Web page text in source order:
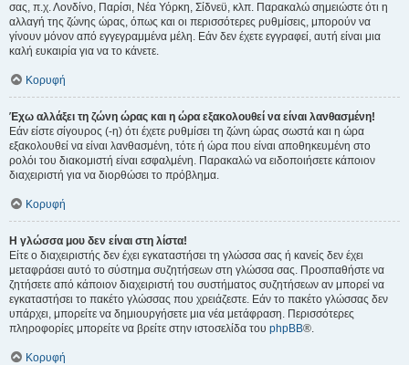
σας, π.χ. Λονδίνο, Παρίσι, Νέα Υόρκη, Σίδνεϋ, κλπ. Παρακαλώ σημειώστε ότι η
αλλαγή της ζώνης ώρας, όπως και οι περισσότερες ρυθμίσεις, μπορούν να
γίνουν μόνον από εγγεγραμμένα μέλη. Εάν δεν έχετε εγγραφεί, αυτή είναι μια
καλή ευκαιρία για να το κάνετε.
Κορυφή
Έχω αλλάξει τη ζώνη ώρας και η ώρα εξακολουθεί να είναι λανθασμένη!
Εάν είστε σίγουρος (-η) ότι έχετε ρυθμίσει τη ζώνη ώρας σωστά και η ώρα
εξακολουθεί να είναι λανθασμένη, τότε ή ώρα που είναι αποθηκευμένη στο
ρολόι του διακομιστή είναι εσφαλμένη. Παρακαλώ να ειδοποιήσετε κάποιον
διαχειριστή για να διορθώσει το πρόβλημα.
Κορυφή
Η γλώσσα μου δεν είναι στη λίστα!
Είτε ο διαχειριστής δεν έχει εγκαταστήσει τη γλώσσα σας ή κανείς δεν έχει
μεταφράσει αυτό το σύστημα συζητήσεων στη γλώσσα σας. Προσπαθήστε να
ζητήσετε από κάποιον διαχειριστή του συστήματος συζητήσεων αν μπορεί να
εγκαταστήσει το πακέτο γλώσσας που χρειάζεστε. Εάν το πακέτο γλώσσας δεν
υπάρχει, μπορείτε να δημιουργήσετε μια νέα μετάφραση. Περισσότερες
πληροφορίες μπορείτε να βρείτε στην ιστοσελίδα του phpBB®.
Κορυφή